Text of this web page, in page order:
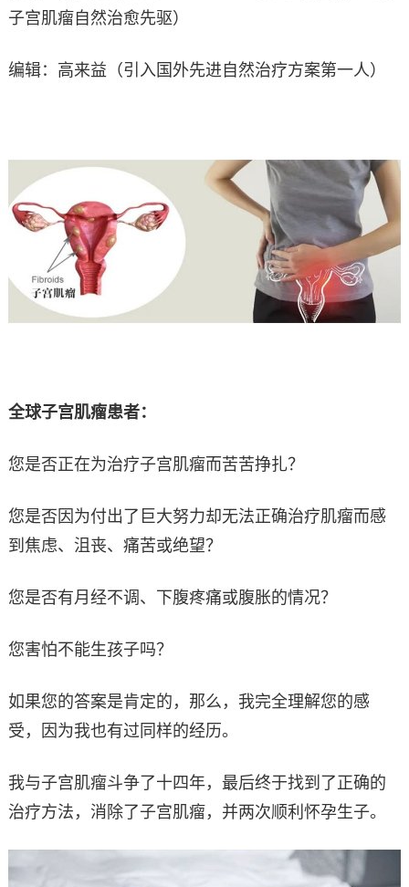
子宫肌瘤自然治愈先驱）
编辑：高来益（引入国外先进自然治疗方案第一人）
全球子宫肌瘤患者：
您是否正在为治疗子宫肌瘤而苦苦挣扎？
您是否因为付出了巨大努力却无法正确治疗肌瘤而感
到焦虑、沮丧、痛苦或绝望？
您是否有月经不调、下腹疼痛或腹胀的情况？
您害怕不能生孩子吗？
如果您的答案是肯定的，那么，我完全理解您的感
受，因为我也有过同样的经历。
我与子宫肌瘤斗争了十四年，最后终于找到了正确的
治疗方法，消除了子宫肌瘤，并两次顺利怀孕生子。